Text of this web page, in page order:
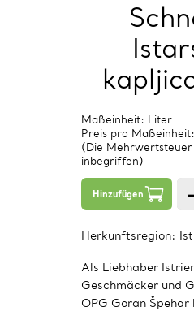
Maßeinheit: Liter
Preis pro Maßeinheit:
(Die Mehrwertsteuer
inbegriffen)
Hinzufügen
Herkunftsregion:
Als Liebhaber
Geschmäcker und
OPG Goran